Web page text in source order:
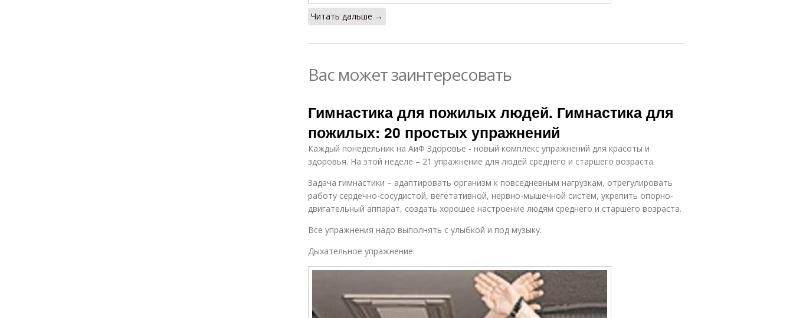
Читать дальше →
Вас может заинтересовать
Гимнастика для пожилых людей. Гимнастика для
пожилых: 20 простых упражнений
Каждый понедельник на АиФ Здоровье - новый комплекс упражнений для красоты и
здоровья. На этой неделе – 21 упражнение для людей среднего и старшего возраста.
Задача гимнастики – адаптировать организм к повседневным нагрузкам, отрегулировать
работу сердечно-сосудистой, вегетативной, нервно-мышечной систем, укрепить опорно-
двигательный аппарат, создать хорошее настроение людям среднего и старшего возраста.
Все упражнения надо выполнять с улыбкой и под музыку.
Дыхательное упражнение.